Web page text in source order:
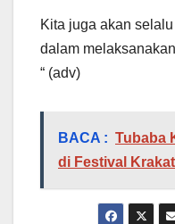
Kita juga akan
dalam
“ (adv)
BACA : Tubaba
di Festival